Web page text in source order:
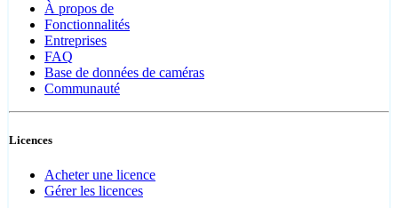
À propos de
Fonctionnalités
Entreprises
FAQ
Base de données de caméras
Communauté
Licences
Acheter une licence
Gérer les licences